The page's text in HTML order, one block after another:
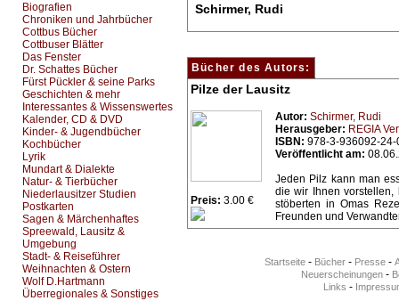
Biografien
Chroniken und Jahrbücher
Cottbus Bücher
Cottbuser Blätter
Das Fenster
Dr. Schattes Bücher
Fürst Pückler & seine Parks
Geschichten & mehr
Interessantes & Wissenswertes
Kalender, CD & DVD
Kinder- & Jugendbücher
Kochbücher
Lyrik
Mundart & Dialekte
Natur- & Tierbücher
Niederlausitzer Studien
Postkarten
Sagen & Märchenhaftes
Spreewald, Lausitz &
Umgebung
Stadt- & Reiseführer
Weihnachten & Ostern
Wolf D.Hartmann
Überregionales & Sonstiges
Schirmer, Rudi
Bücher des Autors:
Pilze der Lausitz
Preis: 3.00 €
Autor: Schirmer, Rudi
Herausgeber: REGIA
ISBN: 978-3-936092-24-
Veröffentlicht am:
Jeden Pilz kann man
die wir Ihnen vorstellen,
stöberten in Omas
Freunden und
Startseite - Bücher - Presse -
Neuerscheinungen-
Links -